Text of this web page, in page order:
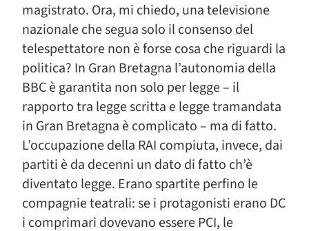
magistrato. Ora, mi chiedo, una televisione
nazionale che segua solo il consenso del
telespettatore non è forse cosa che riguardi la
politica? In Gran Bretagna l’autonomia della
BBC è garantita non solo per legge – il
rapporto tra legge scritta e legge tramandata
in Gran Bretagna è complicato – ma di fatto.
L’occupazione della RAI compiuta, invece, dai
partiti è da decenni un dato di fatto ch’è
diventato legge. Erano spartite perfino le
compagnie teatrali: se i protagonisti erano DC
i comprimari dovevano essere PCI, le